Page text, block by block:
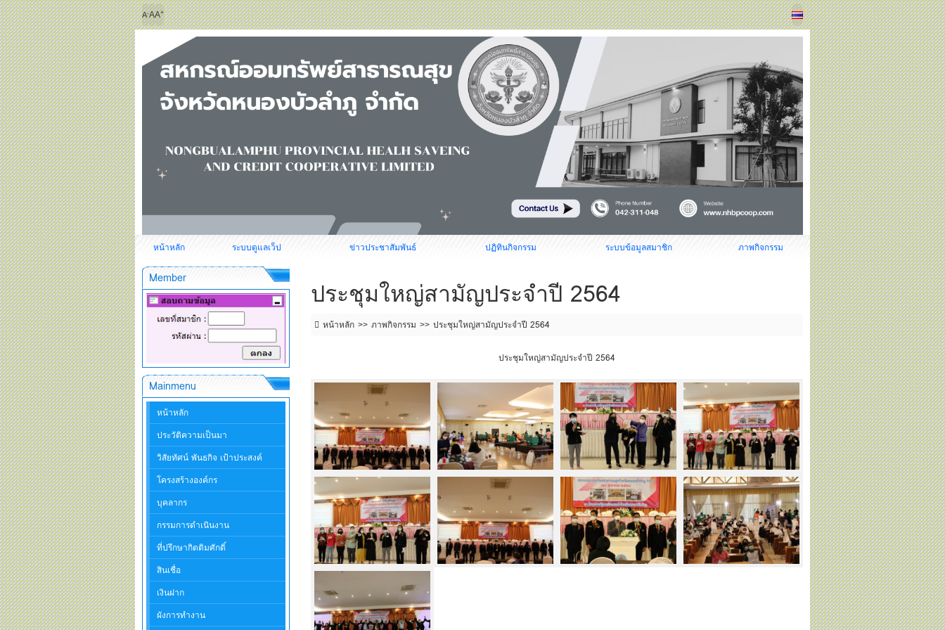
A-AA+
หน้าหลัก ระบบดูแลเว็ป ข่าวประชาสัมพันธ์ ปฏิทินกิจกรรม ระบบข้อมูลสมาชิก ภาพกิจกรรม
ประชุมใหญ่สามัญประจำปี 2564
หน้าหลัก ภาพกิจกรรม ประชุมใหญ่สามัญประจำปี 2564
ประชุมใหญ่สามัญประจำปี 2564
Member
Mainmenu
หน้าหลัก
ประวัติความเป็นมา
วิสัยทัศน์ พันธกิจ เป้าประสงค์
โครงสร้างองค์กร
บุคลากร
กรรมการดำเนินงาน
ที่ปรึกษากิตติมศักดิ์
สินเชื่อ
เงินฝาก
ผังการทำงาน